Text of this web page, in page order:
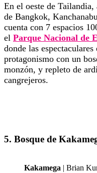
En el oeste de
de Bangkok,
cuenta con 7 espacios
el Parque Nacional de
donde las
protagonismo con un
monzón, y repleto de
cangrejeros.
5. Bosque de
Kakamega | Brian